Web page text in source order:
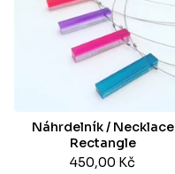
Náhrdelník / Necklace
Rectangle
450,00 Kč